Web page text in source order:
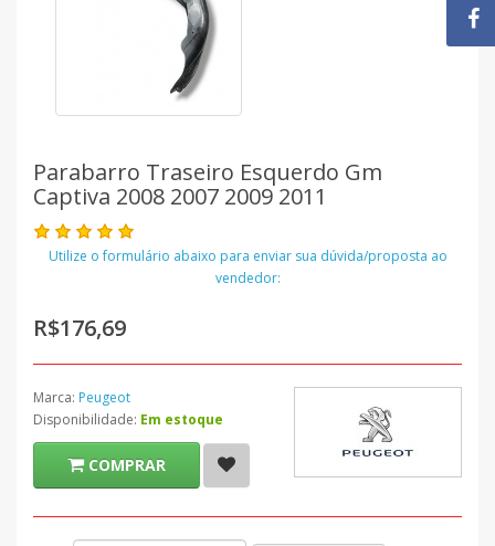
Parabarro Traseiro Esquerdo Gm
Captiva 2008 2007 2009 2011
Utilize o formulário abaixo para enviar sua dúvida/proposta ao
vendedor:
R$176,69
Marca: Peugeot
Disponibilidade: Em estoque
COMPRAR